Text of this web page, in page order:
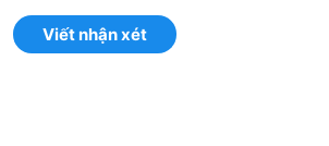
Viết nhận xét